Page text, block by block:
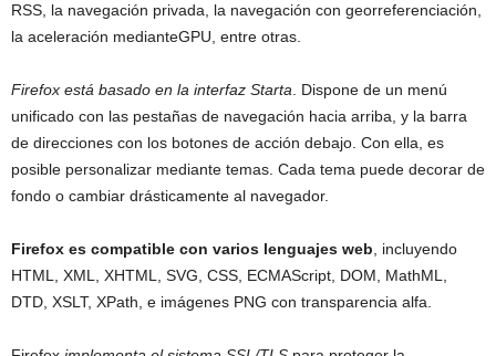
RSS, la navegación privada, la navegación con georreferenciación,
la aceleración medianteGPU, entre otras.
Firefox está basado en la interfaz Starta . Dispone de un menú
unificado con las pestañas de navegación hacia arriba, y la barra
de direcciones con los botones de acción debajo. Con ella, es
posible personalizar mediante temas. Cada tema puede decorar de
fondo o cambiar drásticamente al navegador.
Firefox es compatible con varios lenguajes web , incluyendo
HTML, XML, XHTML, SVG, CSS, ECMAScript, DOM, MathML,
DTD, XSLT, XPath, e imágenes PNG con transparencia alfa.